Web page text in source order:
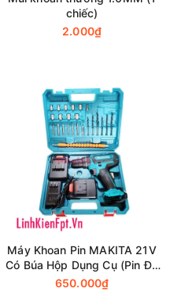
chiếc)
2.000₫
Máy Khoan Pin MAKITA 21V
Có Búa Hộp Dụng Cụ (Pin Đủ
5 Cell 21V)
650.000₫